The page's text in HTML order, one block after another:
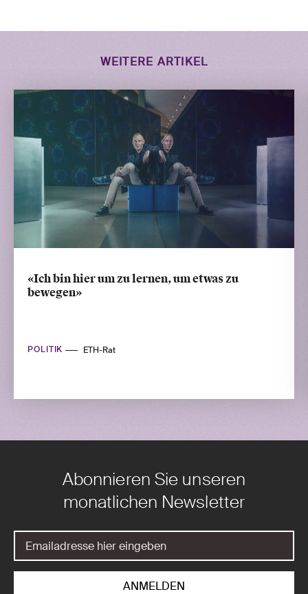
WEITERE ARTIKEL
«Ich bin hier um zu lernen, um etwas zu
bewegen»
POLITIK ETH-Rat
Abonnieren Sie unseren
monatlichen Newsletter